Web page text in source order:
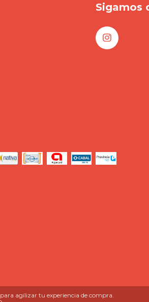
para agilizar tu experiencia de compra.
Sigamos